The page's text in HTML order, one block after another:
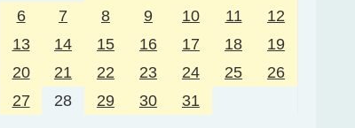
6
7 8 9 10 11
12
13
14 15 16 17 18
19
20
21 22 23 24 25
26
27
28 29 30 31